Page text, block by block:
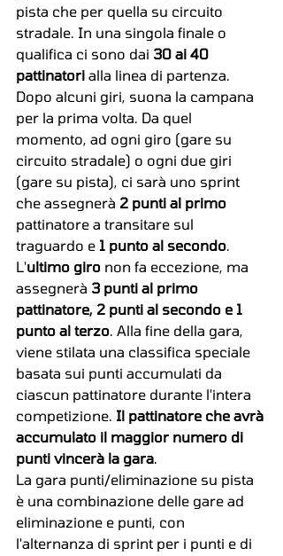
pista che per quella su circuito
stradale. In una singola finale o
qualifica ci sono dai 30 ai 40
pattinatori alla linea di partenza.
Dopo alcuni giri, suona la campana
per la prima volta. Da quel
momento, ad ogni giro (gare su
circuito stradale) o ogni due giri
(gare su pista), ci sarà uno sprint
che assegnerà 2 punti al primo
pattinatore a transitare sul
traguardo e 1 punto al secondo.
L'ultimo giro non fa eccezione, ma
assegnerà 3 punti al primo
pattinatore, 2 punti al secondo e 1
punto al terzo. Alla fine della gara,
viene stilata una classifica speciale
basata sui punti accumulati da
ciascun pattinatore durante l'intera
competizione. Il pattinatore che avrà
accumulato il maggior numero di
punti vincerà la gara.
La gara punti/eliminazione su pista
è una combinazione delle gare ad
eliminazione e punti, con
l'alternanza di sprint per i punti e di